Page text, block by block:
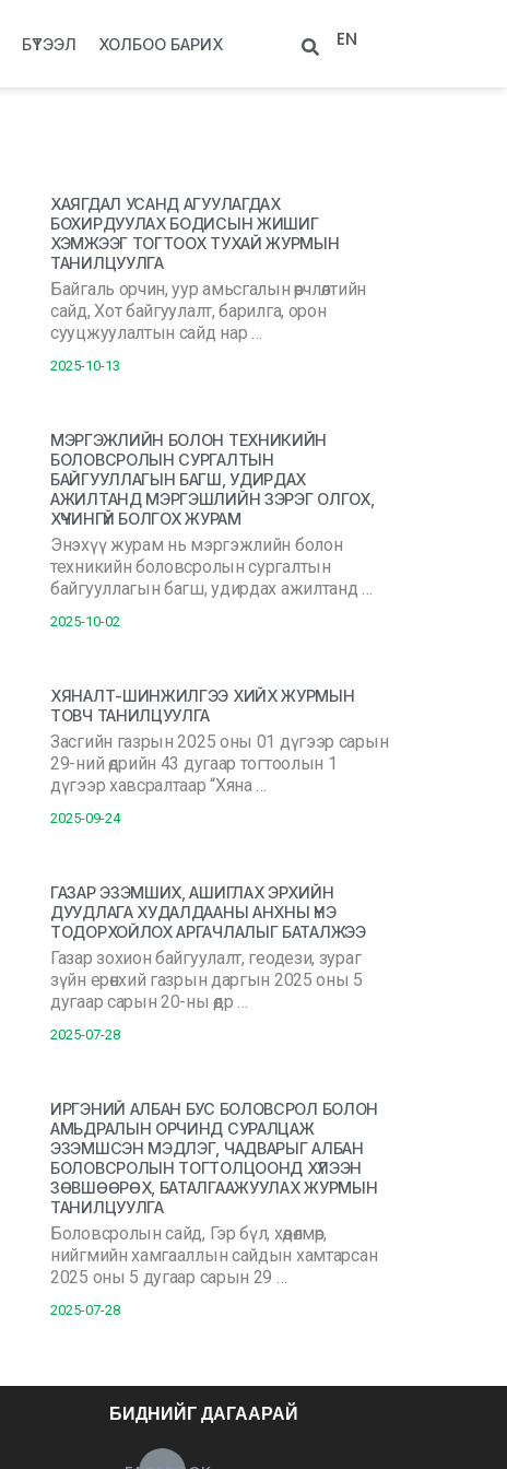
БҮТЭЭЛ ХОЛБОО БАРИХ EN
ХАЯГДАЛ УСАНД АГУУЛАГДАХ
БОХИРДУУЛАХ БОДИСЫН ЖИШИГ
ХЭМЖЭЭГ ТОГТООХ ТУХАЙ ЖУРМЫН
ТАНИЛЦУУЛГА
Байгаль орчин, уур амьсгалын өөрчлөлтийн
сайд, Хот байгуулалт, барилга, орон
сууцжуулалтын сайд нар …
2025-10-13
МЭРГЭЖЛИЙН БОЛОН ТЕХНИКИЙН
БОЛОВСРОЛЫН СУРГАЛТЫН
БАЙГУУЛЛАГЫН БАГШ, УДИРДАХ
АЖИЛТАНД МЭРГЭШЛИЙН ЗЭРЭГ ОЛГОХ,
ХҮЧИНГҮЙ БОЛГОХ ЖУРАМ
Энэхүү журам нь мэргэжлийн болон
техникийн боловсролын сургалтын
байгууллагын багш, удирдах ажилтанд …
2025-10-02
ХЯНАЛТ-ШИНЖИЛГЭЭ ХИЙХ ЖУРМЫН
ТОВЧ ТАНИЛЦУУЛГА
Засгийн газрын 2025 оны 01 дүгээр сарын
29-ний өдрийн 43 дугаар тогтоолын 1
дүгээр хавсралтаар “Хяна …
2025-09-24
ГАЗАР ЭЗЭМШИХ, АШИГЛАХ ЭРХИЙН
ДУУДЛАГА ХУДАЛДААНЫ АНХНЫ ҮНЭ
ТОДОРХОЙЛОХ АРГАЧЛАЛЫГ БАТАЛЖЭЭ
Газар зохион байгуулалт, геодези, зураг
зүйн ерөнхий газрын даргын 2025 оны 5
дугаар сарын 20-ны өдр …
2025-07-28
ИРГЭНИЙ АЛБАН БУС БОЛОВСРОЛ БОЛОН
АМЬДРАЛЫН ОРЧИНД СУРАЛЦАЖ
ЭЗЭМШСЭН МЭДЛЭГ, ЧАДВАРЫГ АЛБАН
БОЛОВСРОЛЫН ТОГТОЛЦООНД ХҮЛЭЭН
ЗӨВШӨӨРӨХ, БАТАЛГААЖУУЛАХ ЖУРМЫН
ТАНИЛЦУУЛГА
Боловсролын сайд, Гэр бүл, хөдөлмөр,
нийгмийн хамгааллын сайдын хамтарсан
2025 оны 5 дугаар сарын 29 …
2025-07-28
БИДНИЙГ ДАГААРАЙ